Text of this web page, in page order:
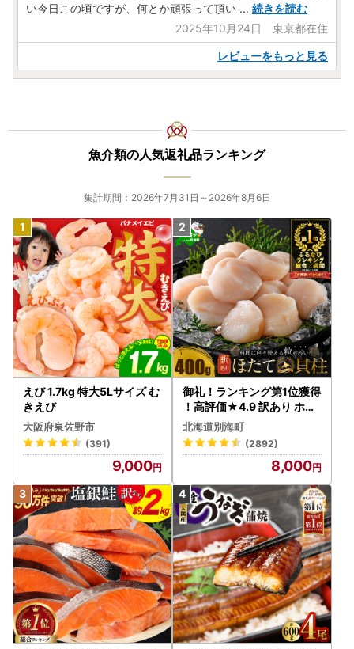
■返礼品の内容/発送時期等に関すること
[TEL]0280-23-4711（平日9:00-17:00 土日年末年始は除
[Mail]mono@sakaimachi.co.jp
ご寄付確認後、１～２週間程度でお届けとなりますのでご了
※確定申告に必要な書類となりますので大切に保管してくだ
ご希望頂いた方のみに、ご入金確認後、発送いたします。
ご寄付確認後、１～２週間程度でお届けとなりますのでご了
承ください。
※申請書が到着しましたら、印字内容をご確認いただき、確
認書類を貼り付けのうえ同封の返信用封筒にてご返送くださ
いますようお願い致します。
※寄附者様ご自身でダウンロードされた申請書でも提出可能
でございます。その際は、下記の住所まで提出くださいます
ようお願い致します。
【ワンストップ特例申請書の送付先】
〒306-0495
茨城県猿島郡境町391-1 境町ふるさと納税サポートセンター
◆ワンストップ特例申請書の受付書について
ワンストップ特例申請書をご提出後、不備等がなく受付が完
了した際には、寄附受付時のメールアドレス宛にご連絡させ
ていただきますので、あらかじめご了承ください。なお、文
書をご希望される場合は、別途対応いたしますのでお申し付
けいただきますようお願いいたします。
※年末年始にかけて郵送頂いた場合、書類の確認ならびに受
付完了のご連絡までに大変お時間をいただいております。予
い今日この頃ですが、何とか頑張って頂い ... 続きを読む
2025年10月24日 東京都在住
レビューをもっと見る
魚介類の人気返礼品ランキング
集計期間：2026年7月31日～2026年8月6日
えび 1.7kg 特大5Lサイズ む
きえび
大阪府泉佐野市
(391)
9,000
御礼！ランキング第1位獲得
！高評価★4.9 訳あり ホタ
テ 400g（ほたて 帆立 貝柱
冷凍 ）
北海道別海町
(2892)
8,000